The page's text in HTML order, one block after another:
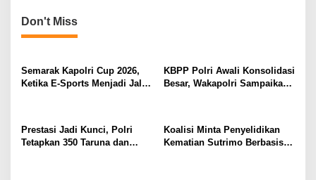
Don't Miss
Semarak Kapolri Cup 2026,
Ketika E-Sports Menjadi Jalan
KBPP Polri Awali Konsolidasi
Besar, Wakapolri Sampaikan
Prestasi Jadi Kunci, Polri
Tetapkan 350 Taruna dan
Koalisi Minta Penyelidikan
Kematian Sutrimo Berbasis